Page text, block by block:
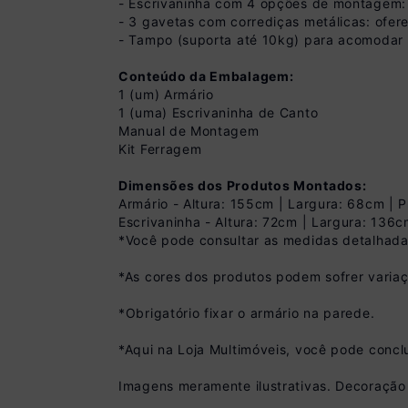
R$ 899,99 à vista
- Escrivaninha com 4 opções de
- 3 gavetas com corrediças metálicas:
- Tampo (suporta até 10kg) para
Conteúdo da Embalagem:
1 (um) Armário
1 (uma) Escrivaninha de Canto
Manual de Montagem
Kit Ferragem
Dimensões dos Produtos Montados:
Armário - Altura: 155cm | Largura: 68cm |
Escrivaninha - Altura: 72cm | Largura:
*Você pode consultar as medidas
*As cores dos produtos podem sofrer
*Obrigatório fixar o armário na parede.
*Aqui na Loja Multimóveis, você pode
Imagens meramente ilustrativas.